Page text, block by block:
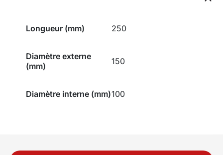
Longueur (mm) 250
Diamètre externe
(mm)
150
Diamètre interne (mm)100